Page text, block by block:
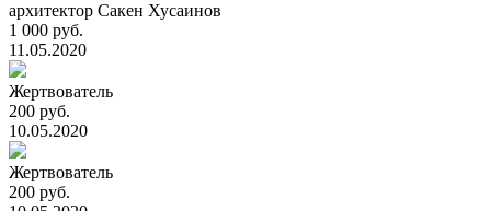
архитектор Сакен Хусаинов
1 000 руб.
11.05.2020
Жертвователь
200 руб.
10.05.2020
Жертвователь
200 руб.